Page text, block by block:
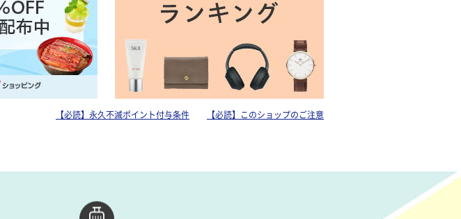
【必読】永久不滅ポイント付与条件 【必読】このショップのご注意